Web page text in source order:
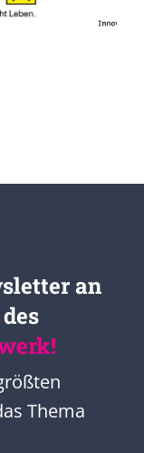
an
Thema